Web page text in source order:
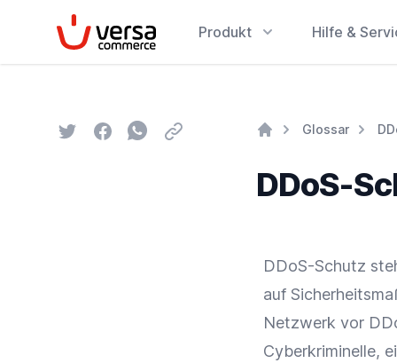
VersaCommerce Produkt Hilfe &
TwitterFacebookWhatsapp
Email Glossar
DDoS-
DDoS-Schutz
auf
Netzwerk vor
Cyberkriminelle,